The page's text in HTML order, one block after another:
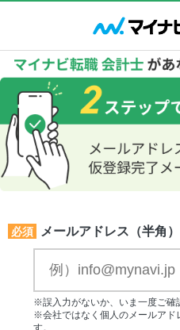
必須 メールアドレス（半角
※誤入力がないか、いま一度ご確
※会社ではなく個人のメールアド
す。